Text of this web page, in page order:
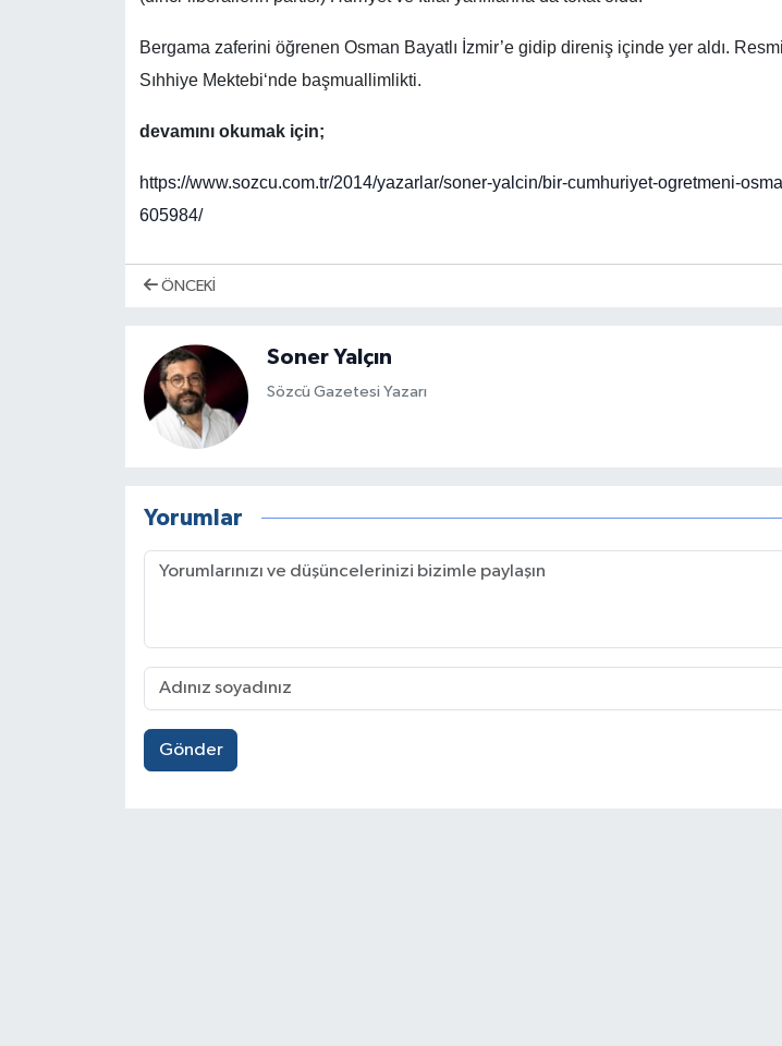
Bergama zaferini öğrenen Osman Bayatlı İzmir’e gidip direniş içinde yer aldı.
Sıhhiye Mektebi‘nde başmuallimlikti.
devamını okumak için;
https://www.sozcu.com.tr/2014/yazarlar/soner-yalcin/bir-cumhuriyet-ogretmeni-
605984/
ÖNCEKI
Soner Yalçın
Sözcü Gazetesi Yazarı
Yorumlar
Gönder